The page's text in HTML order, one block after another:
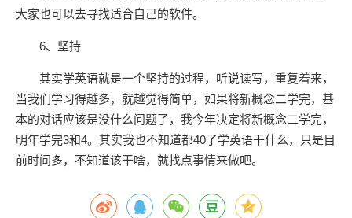
大家也可以去寻找适合自己的软件。
6、坚持
其实学英语就是一个坚持的过程，听说读写，重复着来，
当我们学习得越多，就越觉得简单，如果将新概念二学完，基
本的对话应该是没什么问题了，我今年决定将新概念二学完，
明年学完3和4。其实我也不知道都40了学英语干什么，只是目
前时间多，不知道该干啥，就找点事情来做吧。